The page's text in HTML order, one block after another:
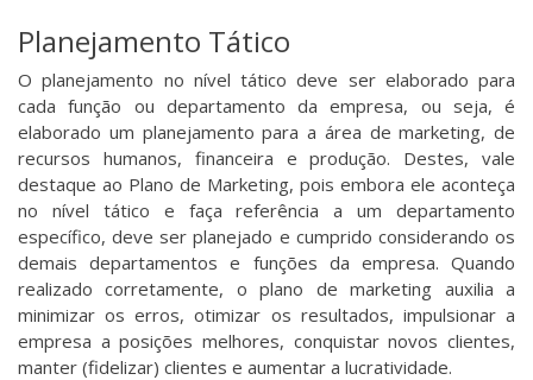
Planejamento Tático
O planejamento no nível tático deve ser elaborado para
cada função ou departamento da empresa, ou seja, é
elaborado um planejamento para a área de marketing, de
recursos humanos, financeira e produção. Destes, vale
destaque ao Plano de Marketing, pois embora ele aconteça
no nível tático e faça referência a um departamento
específico, deve ser planejado e cumprido considerando os
demais departamentos e funções da empresa. Quando
realizado corretamente, o plano de marketing auxilia a
minimizar os erros, otimizar os resultados, impulsionar a
empresa a posições melhores, conquistar novos clientes,
manter (fidelizar) clientes e aumentar a lucratividade.